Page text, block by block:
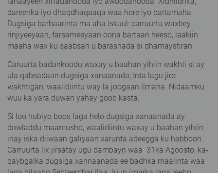
dareenka iyo dhaqdhaqaaqa waa hore iyo bartamaha.
Dugsiga barbaarinta ma aha iskuul: carruurtu waxbey
rinjiyeeyaan, farsameeyaan oona bartaan heeso, laakiin
maaha wax ku saabsan u barashada si dhamaystiran.
Caruurta badankoodu waxay u baahan yihiin wakhti si ay
ula qabsadaan dugsiga xanaanada; Inta lagu jiro
wakhtigan, waalidiintu way la joogaan ilmaha. Nidaamku
wuu ka yara duwan yahay goob kasta.
Si loo hubiyo boos laga helo dugsiga xanaanada ay
dowladdu maamusho, waalidiintu waxay u baahan yihiin
inay iska diiwaan galiyaan xarunta adeegga ku habboon.
Carruurta lix jirsatay ugu dambayn waa 31ka Agoosto, ka-
qaybgalka dugsiga xannaanada ee badhka maalinta waa